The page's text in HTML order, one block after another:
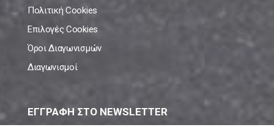
Πολιτική Cookies
Επιλογές Cookies
Όροι Διαγωνισμών
Διαγωνισμοί
ΕΓΓΡΑΦΗ ΣΤΟ NEWSLETTER